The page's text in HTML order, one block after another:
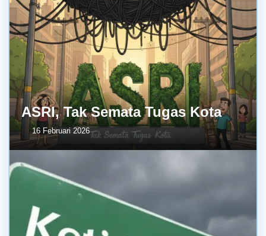
ASRI, Tak Semata Tugas Kota
16 Februari 2026